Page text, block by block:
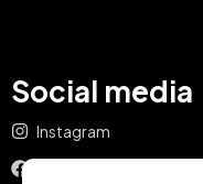
Social media
Instagram